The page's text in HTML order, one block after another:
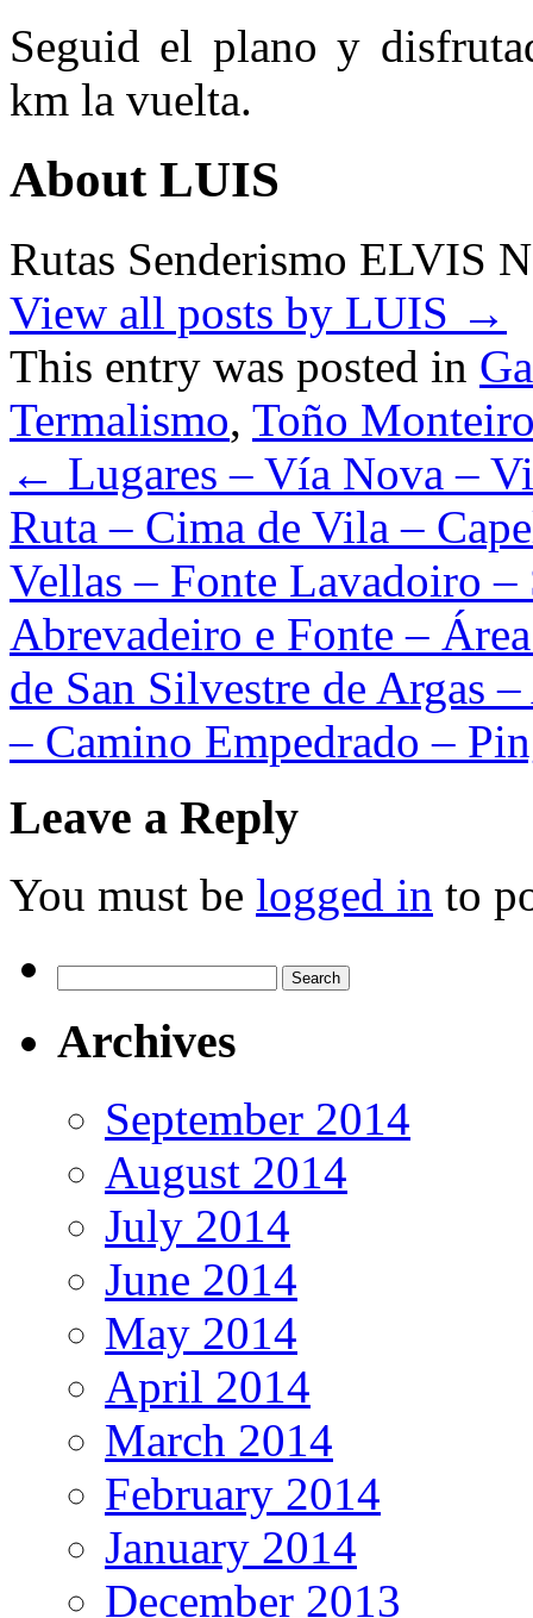
Seguid el plano y
km la vuelta.
About LUIS
Rutas Senderismo ELVIS
View all posts by LUIS →
This entry was posted in
Termalismo, Toño
← Lugares – Vía Nova –
Ruta – Cima de Vila –
Vellas – Fonte Lavadoiro
Abrevadeiro e Fonte –
de San Silvestre de Argas
– Camino Empedrado –
Leave a Reply
You must be logged in to
for:
Archives
September 2014
August 2014
July 2014
June 2014
May 2014
April 2014
March 2014
February 2014
January 2014
December 2013